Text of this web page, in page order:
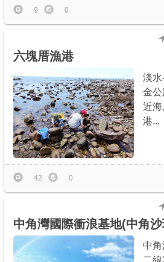
9 0
六塊厝漁港
淡水
金
近
港...
42 0
中角灣國際衝浪基地(中角
中